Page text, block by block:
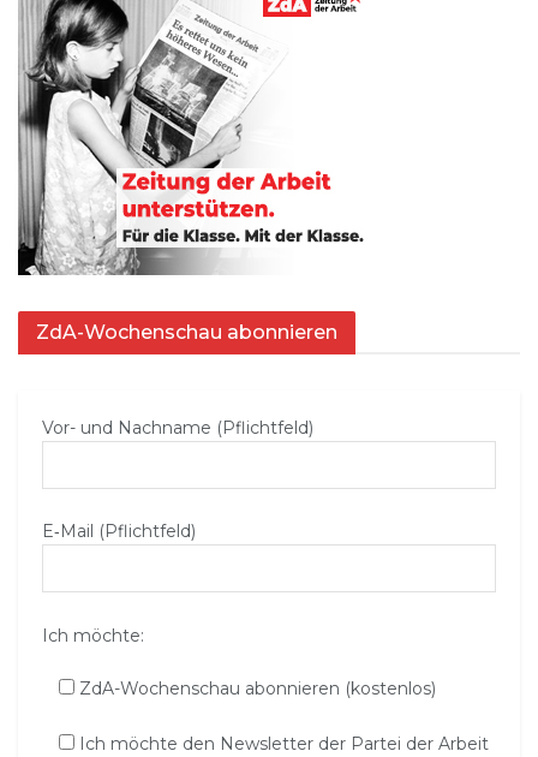
ZdA-Wochenschau abonnieren
Vor- und Nachname (Pflichtfeld)
E‑Mail (Pflichtfeld)
Ich möchte:
ZdA-Wochenschau abonnieren (kostenlos)
Ich möchte den Newsletter der Partei der Arbeit